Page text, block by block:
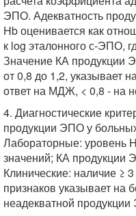
ЭПО. Адекватность
Hb оценивается как
к log эталонного с-ЭПО,
Значение КА продукции
от 0,8 до 1,2, указывает
ответ на МДЖ, < 0,8 - на
4. Диагностические
продукции ЭПО у
Лабораторные: уровень
значений; КА продукции
Клинические: наличие ≥
признаков указывает на
неадекватной